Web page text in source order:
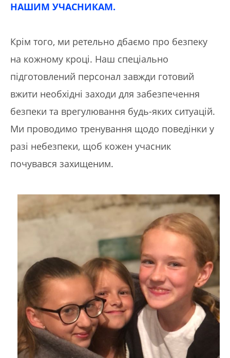
НАШИМ УЧАСНИКАМ.
Крім того, ми ретельно дбаємо про безпеку
на кожному кроці. Наш спеціально
підготовлений персонал завжди готовий
вжити необхідні заходи для забезпечення
безпеки та врегулювання будь-яких ситуацій.
Ми проводимо тренування щодо поведінки у
разі небезпеки, щоб кожен учасник
почувався захищеним.